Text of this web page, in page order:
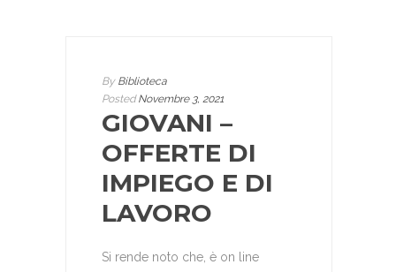
ByBiblioteca
PostedNovembre 3, 2021
GIOVANI –
OFFERTE DI
IMPIEGO E DI
LAVORO
Si rende noto che, è on line